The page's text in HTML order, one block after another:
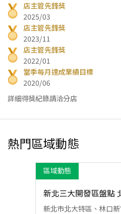
店主管先鋒獎
2025/03
店主管先鋒獎
2023/11
店主管先鋒獎
2022/01
當季每月達成業績目標
2020/06
詳細得獎紀錄請洽分店
熱門區域動態
區域動態
新北三大開發區盤點
新北市北大特區、林口